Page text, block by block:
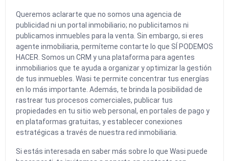
Queremos aclararte que no somos una agencia de
publicidad ni un portal inmobiliario; no publicitamos ni
publicamos inmuebles para la venta. Sin embargo, si eres
agente inmobiliaria, permíteme contarte lo que SÍ PODEMOS
HACER. Somos un CRM y una plataforma para agentes
inmobiliarios que te ayuda a organizar y optimizar la gestión
de tus inmuebles. Wasi te permite concentrar tus energías
en lo más importante. Además, te brinda la posibilidad de
rastrear tus procesos comerciales, publicar tus
propiedades en tu sitio web personal, en portales de pago y
en plataformas gratuitas, y establecer conexiones
estratégicas a través de nuestra red inmobiliaria.
Si estás interesada en saber más sobre lo que Wasi puede